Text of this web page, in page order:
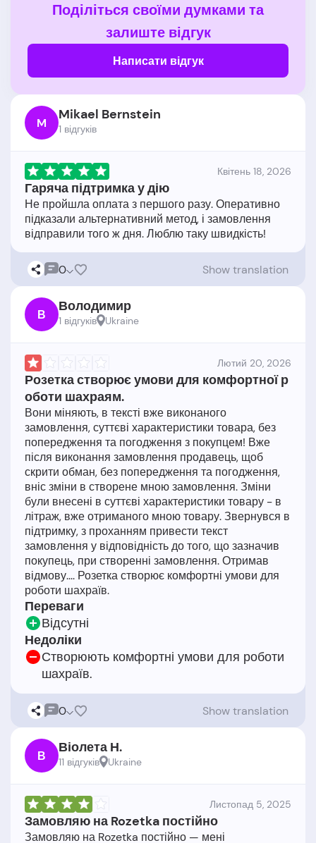
Поділіться своїми думками та
залиште відгук
Написати відгук
M Mikael Bernstein
1 відгукiв
Квітень 18, 2026
Гаряча підтримка у дію
Не пройшла оплата з першого разу. Оперативно
підказали альтернативний метод, і замовлення
0 Show translation
В Володимир
1 відгукiв Ukraine
Лютий 20, 2026
Розетка створює умови для комфортної р
оботи шахраям.
Вони міняють, в тексті вже виконаного
замовлення, суттєві характеристики товара, без
попередження та погодження з покупцем! Вже
після виконання замовлення продавець, щоб
скрити обман, без попередження та погодження,
вніс зміни в створене мною замовлення. Зміни
були внесені в суттєві характеристики товару - в
літраж, вже отриманого мною товару. Звернувся в
підтримку, з проханням привести текст
замовлення у відповідність до того, що зазначив
покупець, при створенні замовлення. Отримав
відмову.... Розетка створює комфортні умови для
Переваги
Відсутні
Недоліки
Створюють комфортні умови для роботи
шахраїв.
0 Show translation
В Віолета Н.
11 відгукiв Ukraine
Листопад 5, 2025
Замовляю на Rozetka постійно
Замовляю на Rozetka постійно — мені